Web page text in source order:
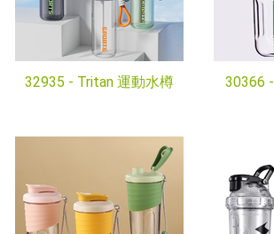
32935 - Tritan 運動水樽 30366 -